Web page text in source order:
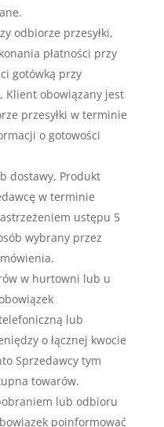
odbiorze przesyłki,
płatności przy
gotówką przy
Klient obowiązany jest
przesyłki w terminie
o gotowości
dostawy, Produkt
w terminie
ustępu 5
wybrany przez
w hurtowni lub u
lub
o łącznej kwocie
Sprzedawcy tym
towarów.
lub odbioru
poinformować